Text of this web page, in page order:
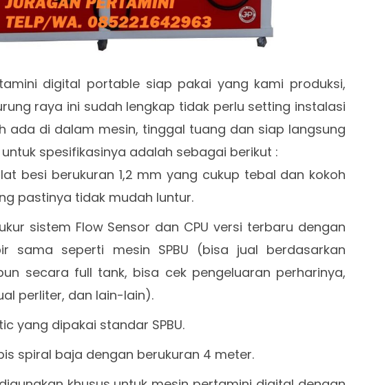
digital portable siap pakai yang kami produksi,
raya ini sudah lengkap tidak perlu setting instalasi
ada di dalam mesin, tinggal tuang dan siap langsung
spesifikasinya adalah sebagai berikut :
besi berukuran 1,2 mm yang cukup tebal dan kokoh
pastinya tidak mudah luntur.
sistem Flow Sensor dan CPU versi terbaru dengan
sama seperti mesin SPBU (bisa jual berdasarkan
secara full tank, bisa cek pengeluaran perharinya,
perliter, dan lain-lain).
yang dipakai standar SPBU.
spiral baja dengan berukuran 4 meter.